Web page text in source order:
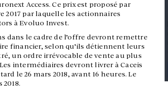
Access. Ce prix est proposé par
2017 par laquelle les actionnaires
à Evoluo Invest.
dans le cadre de l’offre devront remettre
financier, selon qu’ils détiennent leurs
un ordre irrévocable de vente au plus
intermédiaires devront livrer à Caceis
le 26 mars 2018, avant 16 heures. Le